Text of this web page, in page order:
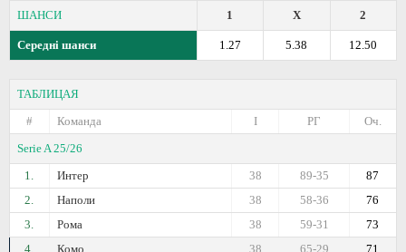
ШАНСИ 2
X
1
Середні шанси 12.50
5.38
1.27
ТАБЛИЦАЯ
#
Команда Оч.
РГ
I
Serie A 25/26
1.
Интер 87
89-35
38
2.
Наполи 76
58-36
38
3.
Рома 73
59-31
38
4.
Комо 71
65-29
38